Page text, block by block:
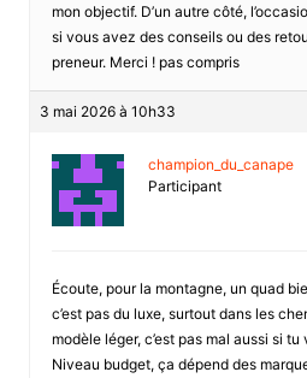
mon objectif. D’un autre côté,
si vous avez des conseils ou des
preneur. Merci ! pas compris
3 mai 2026 à 10h33
champion_du_canape
Participant
Écoute, pour la montagne, un quad
c’est pas du luxe, surtout dans les
modèle léger, c’est pas mal aussi si
Niveau budget, ça dépend des